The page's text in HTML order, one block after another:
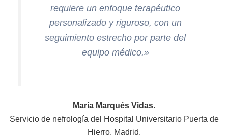
requiere un enfoque terapéutico
personalizado y riguroso, con un
seguimiento estrecho por parte del
equipo médico.»
María Marqués Vidas.
Servicio de nefrología del Hospital Universitario Puerta de
Hierro. Madrid.